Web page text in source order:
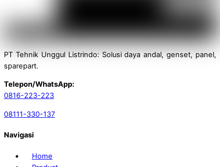
PT Tehnik Unggul Listrindo: Solusi daya andal, genset, panel,
sparepart.
Telepon/WhatsApp:
0816-223-223
08111-330-137
Navigasi
Home